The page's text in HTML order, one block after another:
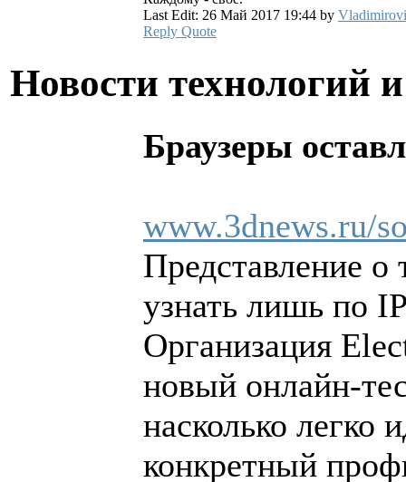
Last Edit: 26 Май 2017 19:44 by
Reply Quote
Новости технологий
Браузеры
www.3dnews.ru/
Представление о
узнать лишь по
Организация
новый онлайн-
насколько легко
конкретный